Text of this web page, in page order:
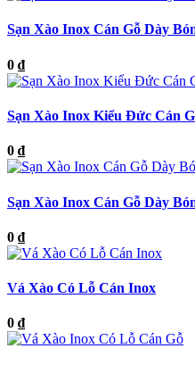
Sạn Xào Inox Cán Gỗ Dày
0 ₫
Sạn Xào Inox Kiểu Đức Cán
0 ₫
Sạn Xào Inox Cán Gỗ Dày
0 ₫
Vá Xào Có Lỗ Cán Inox
0 ₫